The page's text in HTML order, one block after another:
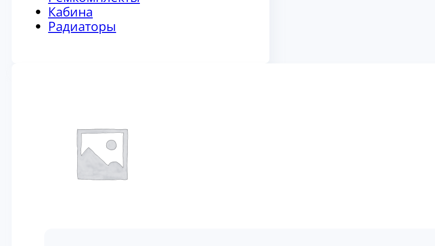
Кабина
Радиаторы